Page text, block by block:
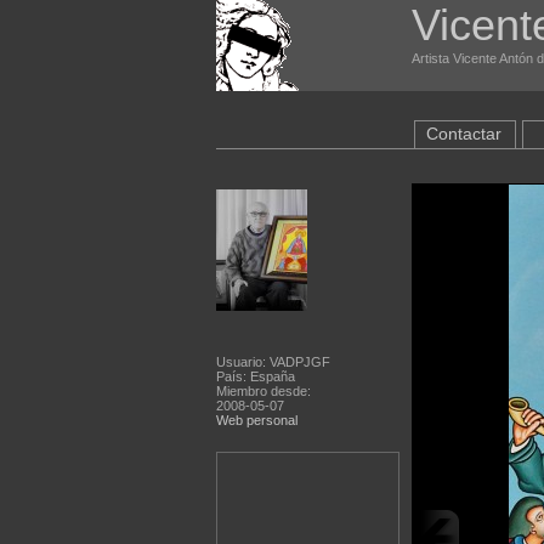
Artista Vicente Antón
Usuario: VADPJGF
País: España
Miembro desde:
2008-05-07
Web personal
Contactar